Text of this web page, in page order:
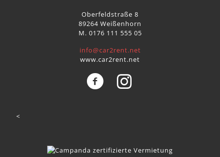
Oberfeldstraße 8
89264 Weißenhorn
M. 0176 111 555 05
info@car2rent.net
www.car2rent.net
<